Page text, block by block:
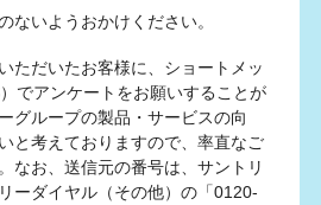
ないようおかけください。
ただいたお客様に、ショートメッ
でアンケートをお願いすることが
グループの製品・サービスの向
と考えておりますので、率直なご
なお、送信元の番号は、サントリ
ーダイヤル（その他）の「0120-